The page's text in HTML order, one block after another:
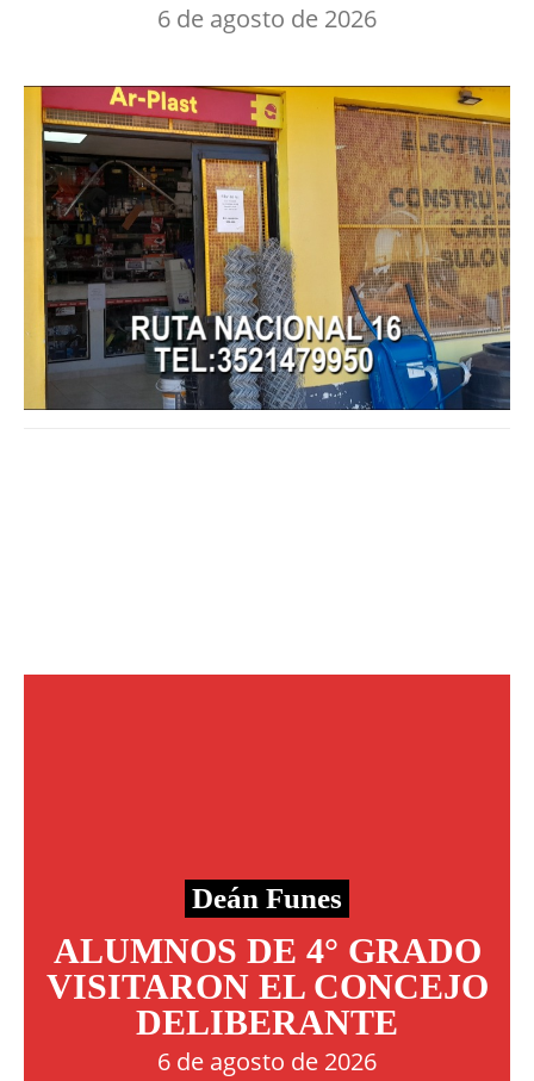
6 de agosto de 2026
Deán Funes
ALUMNOS DE 4° GRADO
VISITARON EL CONCEJO
DELIBERANTE
6 de agosto de 2026